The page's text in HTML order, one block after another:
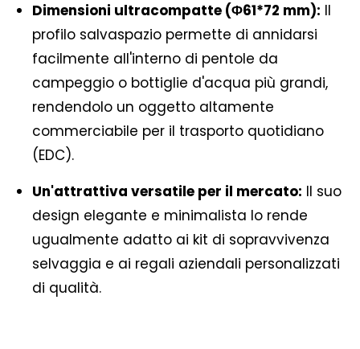
Dimensioni ultracompatte (Φ61*72 mm): Il
profilo salvaspazio permette di annidarsi
facilmente all'interno di pentole da
campeggio o bottiglie d'acqua più grandi,
rendendolo un oggetto altamente
commerciabile per il trasporto quotidiano
(EDC).
Un'attrattiva versatile per il mercato: Il suo
design elegante e minimalista lo rende
ugualmente adatto ai kit di sopravvivenza
selvaggia e ai regali aziendali personalizzati
di qualità.